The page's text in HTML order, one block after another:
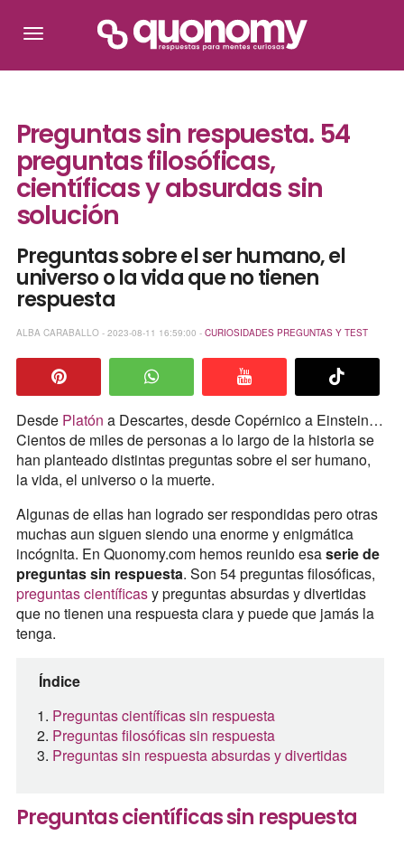
Preguntas sin respuesta. 54
preguntas filosóficas,
científicas y absurdas sin
solución
Preguntas sobre el ser humano, el
universo o la vida que no tienen
respuesta
ALBA CARABALLO - 2023-08-11 16:59:00 - CURIOSIDADES PREGUNTAS Y TEST
Desde Platón a Descartes, desde Copérnico a Einstein…
Cientos de miles de personas a lo largo de la historia se
han planteado distintas preguntas sobre el ser humano,
la vida, el universo o la muerte.
Algunas de ellas han logrado ser respondidas pero otras
muchas aun siguen siendo una enorme y enigmática
incógnita. En Quonomy.com hemos reunido esaserie de
preguntas sin respuesta. Son 54 preguntas filosóficas,
preguntas científicasy preguntas absurdas y divertidas
que no tienen una respuesta clara y puede que jamás la
tenga.
Índice
Preguntas científicas sin respuesta
Preguntas filosóficas sin respuesta
Preguntas sin respuesta absurdas y divertidas
Preguntas científicas sin respuesta